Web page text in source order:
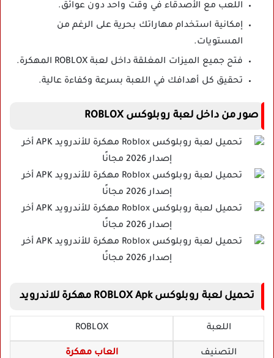
اللعب مع الأصدقاء في وقت واحد دون عوائق.
إمكانية استخدام مهاراتك بحرية على الرغم من
المستويات.
فتح جميع الميزات المغلقة داخل لعبة ROBLOX المهكرة.
تحقيق كل أهدافك في اللعبة بسرعة وكفاءة عالية.
صور من داخل لعبة روبلوكس ROBLOX
تحميل لعبة روبلوكس ROBLOX Apk مهكرة للاندرويد
اللعبة ROBLOX
التصنيف العاب مهكرة